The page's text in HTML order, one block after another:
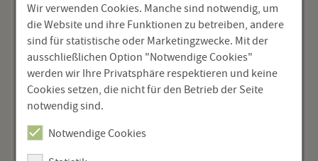
S. 141–142.
Bengesser, Silvia:Franz Stelzhamer, Stuttgart (Hotel
Marquardt) an k.k. Hofbuchhändler Wilhelm
Braumüller, Wien, 1. Dezember 1854, Freitag. In:
Jahrbuch des Adalbert-Stifter-Instituts des Landes
Oberösterreich, Band 29/2022, S. 99–108.
Berger, Christian-Paul
Wir verwenden Cookies. Manche sind notwendig, um
die Website und ihre Funktionen zu betreiben, andere
sind für statistische oder Marketingzwecke. Mit der
ausschließlichen Option "Notwendige Cookies"
werden wir Ihre Privatsphäre respektieren und keine
Cookies setzen, die nicht für den Betrieb der Seite
notwendig sind.
Notwendige Cookies